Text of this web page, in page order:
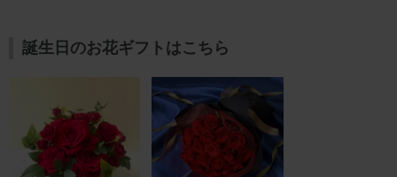
誕生日のお花ギフトはこちら